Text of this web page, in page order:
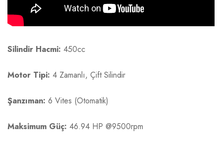
Silindir Hacmi: 450cc
Motor Tipi: 4 Zamanlı, Çift Silindir
Şanzıman: 6 Vites (Otomatik)
Maksimum Güç: 46.94 HP @9500rpm